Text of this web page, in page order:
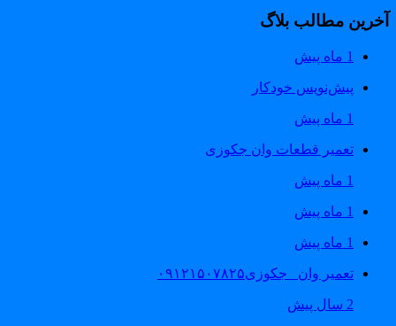
مطالب بلاگ
1 ماه پیش
پیش‌نویس خودکار
تعمیر قطعات وان جکوزی
1 ماه پیش
1 ماه پیش
تعمیر وان _جکوزی۰۹۱۲۱۵۰۷۸۲۵